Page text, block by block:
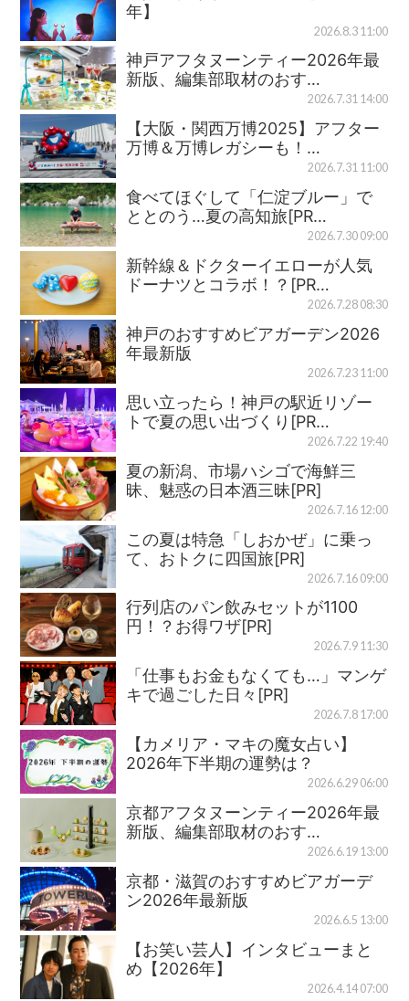
年】
2026.8.3 11:00
神戸アフタヌーンティー2026年最
新版、編集部取材のおす…
2026.7.31 14:00
【大阪・関西万博2025】アフター
万博＆万博レガシーも！…
2026.7.31 11:00
食べてほぐして「仁淀ブルー」で
ととのう…夏の高知旅[PR…
2026.7.30 09:00
新幹線＆ドクターイエローが人気
ドーナツとコラボ！？[PR…
2026.7.28 08:30
神戸のおすすめビアガーデン2026
年最新版
2026.7.23 11:00
思い立ったら！神戸の駅近リゾー
トで夏の思い出づくり[PR…
2026.7.22 19:40
夏の新潟、市場ハシゴで海鮮三
昧、魅惑の日本酒三昧[PR]
2026.7.16 12:00
この夏は特急「しおかぜ」に乗っ
て、おトクに四国旅[PR]
2026.7.16 09:00
行列店のパン飲みセットが1100
円！？お得ワザ[PR]
2026.7.9 11:30
「仕事もお金もなくても…」マンゲ
キで過ごした日々[PR]
2026.7.8 17:00
【カメリア・マキの魔女占い】
2026年下半期の運勢は？
2026.6.29 06:00
京都アフタヌーンティー2026年最
新版、編集部取材のおす…
2026.6.19 13:00
京都・滋賀のおすすめビアガーデ
ン2026年最新版
2026.6.5 13:00
【お笑い芸人】インタビューまと
め【2026年】
2026.4.14 07:00